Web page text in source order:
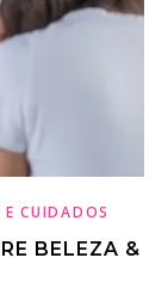
E CUIDADOS
BELEZA &